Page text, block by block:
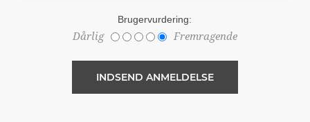
Brugervurdering:
Dårlig Fremragende